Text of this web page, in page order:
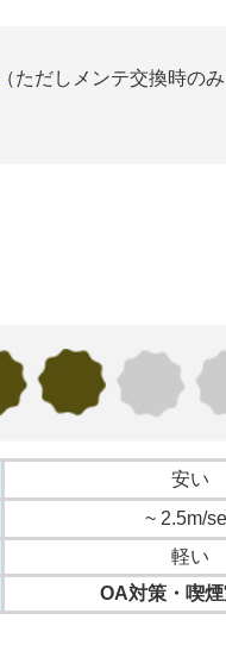
ただしメンテ交換時の
安い
~ 2.5m/
軽い
OA対策・喫